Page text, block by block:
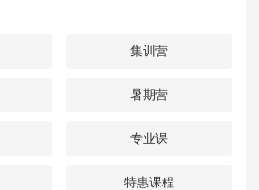
集训营
暑期营
专业课
特惠课程